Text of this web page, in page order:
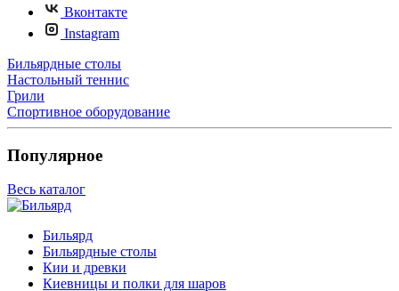
Вконтакте
Instagram
Бильярдные столы
Настольный теннис
Грили
Спортивное оборудование
Популярное
Весь каталог
Бильярд
Бильярдные столы
Кии и древки
Киевницы и полки для шаров